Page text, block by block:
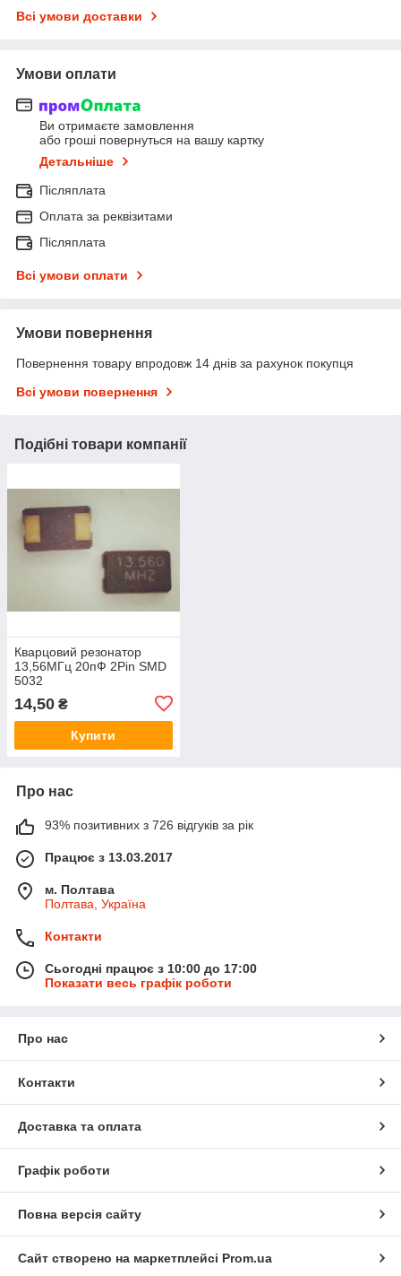
Всі умови доставки
Умови оплати
Ви отримаєте замовлення
або гроші повернуться на вашу картку
Детальніше
Післяплата
Оплата за реквізитами
Післяплата
Всі умови оплати
Умови повернення
Повернення товару впродовж 14 днів за рахунок покупця
Всі умови повернення
Подібні товари компанії
Кварцовий резонатор
13,56МГц 20пФ 2Pin SMD
5032
14,50 ₴
Купити
Про нас
93% позитивних з 726 відгуків за рік
Працює з 13.03.2017
м. Полтава
Полтава, Україна
Контакти
Сьогодні працює з 10:00 до 17:00
Показати весь графік роботи
Про нас
Контакти
Доставка та оплата
Графік роботи
Повна версія сайту
Сайт створено на маркетплейсі Prom.ua